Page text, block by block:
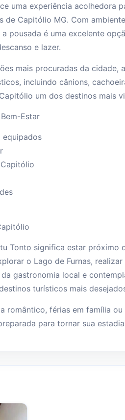
uma experiência acolhedora
de Capitólio MG. Com
pousada é uma excelente
e lazer.
mais procuradas da cidade,
incluindo cânions,
um dos destinos mais
Estar
equipados
Tonto significa estar
o Lago de Furnas, realizar
gastronomia local e
turísticos mais
romântico, férias em família
para tornar sua